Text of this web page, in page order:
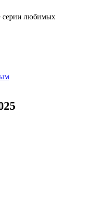
серии любимых